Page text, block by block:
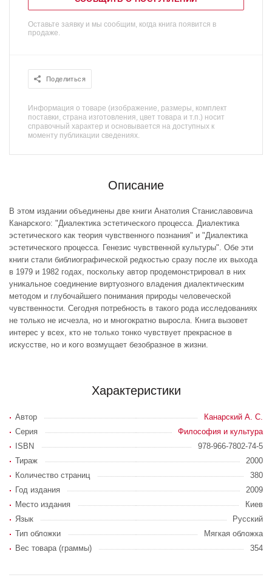
Оставьте заявку и мы сообщим, когда книга появится в
продаже.
Поделиться
Информация о товаре (изображение, размеры, комплект
поставки, страна изготовления, цвет товара и т.п.) носит
справочный характер и основывается на доступных к
моменту публикации сведениях.
Описание
В этом издании объединены две книги Анатолия Станиславовича
Канарского: "Диалектика эстетического процесса. Диалектика
эстетического как теория чувственного познания" и "Диалектика
эстетического процесса. Генезис чувственной культуры". Обе эти
книги стали библиографической редкостью сразу после их выхода
в 1979 и 1982 годах, поскольку автор продемонстрировал в них
уникальное соединение виртуозного владения диалектическим
методом и глубочайшего понимания природы человеческой
чувственности. Сегодня потребность в такого рода исследованиях
не только не исчезла, но и многократно выросла. Книга вызовет
интерес у всех, кто не только тонко чувствует прекрасное в
искусстве, но и кого возмущает безобразное в жизни.
Характеристики
Автор
Канарский А. С.
Серия
Философия и культура
ISBN
978-966-7802-74-5
Тираж
2000
Количество страниц
380
Год издания
2009
Место издания
Киев
Язык
Русский
Тип обложки
Мягкая обложка
Вес товара (граммы)
354